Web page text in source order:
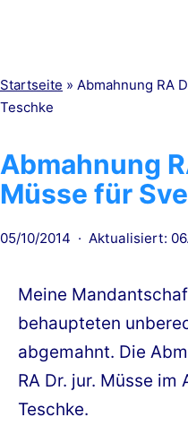
Startseite » Abmahnung RA
Teschke
Abmahnung
Müsse für
Veröffentlicht
05/10/2014 Aktualisiert:
Meine
behaupteten
abgemahnt. Die
RA Dr. jur. Müsse
Teschke.